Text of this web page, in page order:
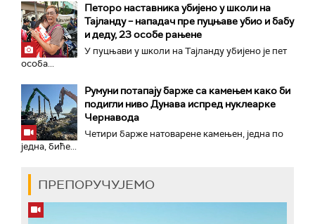
Петоро наставника убијено у школи на
Тајланду – нападач пре пуцњаве убио и бабу
и деду, 23 особе рањене
У пуцњави у школи на Тајланду убијено је пет
особа...
Румуни потапају барже са камењем како би
подигли ниво Дунава испред нуклеарке
Чернавода
Четири барже натоварене камењен, једна по
једна, биће...
ПРЕПОРУЧУЈЕМО